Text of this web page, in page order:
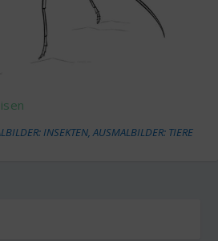
INSEKTEN,AUSMALBILDER: TIERE